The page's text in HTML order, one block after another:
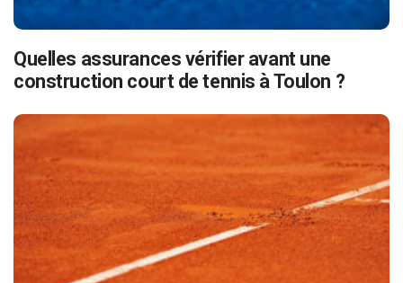
Quelles assurances vérifier avant une
construction court de tennis à Toulon ?